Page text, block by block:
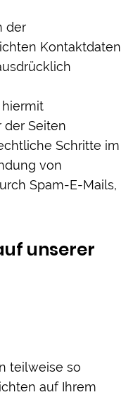
der
Kontaktdaten
der Seiten
Schritte im
von
Spam-E-Mails,
unserer
teilweise so
auf Ihrem